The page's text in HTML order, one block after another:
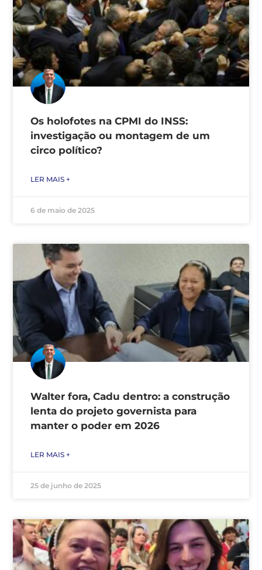
Os holofotes na CPMI do INSS:
investigação ou montagem de um
circo político?
LER MAIS +
6 de maio de 2025
Walter fora, Cadu dentro: a construção
lenta do projeto governista para
manter o poder em 2026
LER MAIS +
25 de junho de 2025